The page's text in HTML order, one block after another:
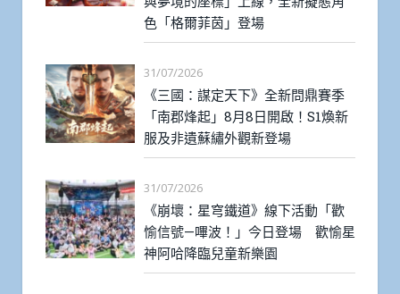
色「格爾菲茵」登場
31/07/2026
《三國：謀定天下》全新問鼎賽季
「南郡烽起」8月8日開啟！S1煥新
服及非遺蘇繡外觀新登場
31/07/2026
《崩壞：星穹鐵道》線下活動「歡
愉信號—嗶波！」今日登場 歡愉星
神阿哈降臨兒童新樂園